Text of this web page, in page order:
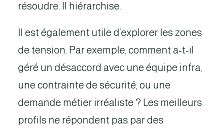
résoudre. Il hiérarchise.
Il est également utile d’explorer les zones
de tension. Par exemple, comment a-t-il
géré un désaccord avec une équipe infra,
une contrainte de sécurité, ou une
demande métier irréaliste ? Les meilleurs
profils ne répondent pas par des